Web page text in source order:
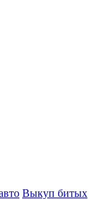
Выкуп битых